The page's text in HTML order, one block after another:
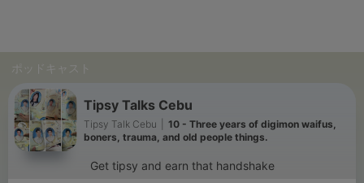
ポッドキャスト
Tipsy Talks Cebu
Tipsy Talk Cebu
10 - Three years of digimon waifus,
boners, trauma, and old people things.
Get tipsy and earn that handshake